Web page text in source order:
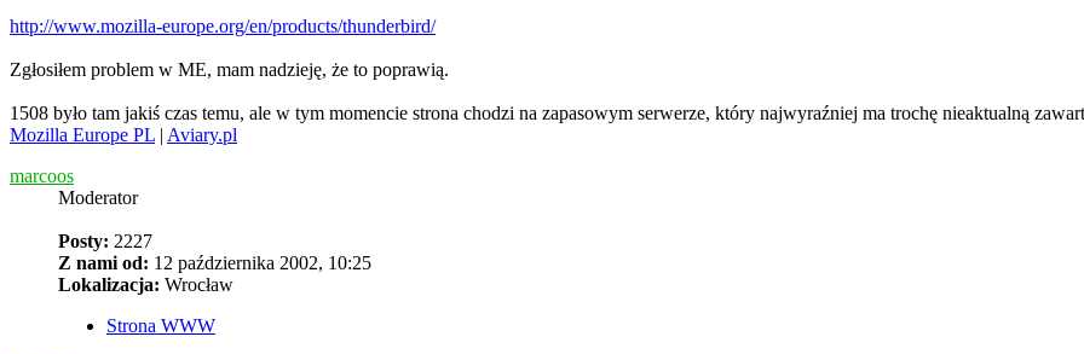
http://www.mozilla-europe.org/en/products/thunderbird/
Zgłosiłem problem w ME, mam nadzieję, że to poprawią.
1508 było tam jakiś czas temu, ale w tym momencie strona chodzi na zapasowym serwerze, który najwyraźniej ma trochę nieaktualną
Mozilla Europe PL | Aviary.pl
marcoos
Moderator
Posty: 2227
Z nami od: 12 października 2002, 10:25
Lokalizacja: Wrocław
Strona WWW